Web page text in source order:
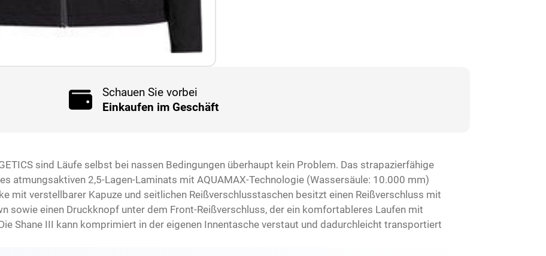
Schauen Sie vorbei
Einkaufen im Geschäft
sind Läufe selbst bei nassen Bedingungen überhaupt kein Problem. Das strapazierfähige
atmungsaktiven 2,5-Lagen-Laminats mit AQUAMAX-Technologie (Wassersäule: 10.000 mm)
mit verstellbarer Kapuze und seitlichen Reißverschlusstaschen besitzt einen Reißverschluss mit
sowie einen Druckknopf unter dem Front-Reißverschluss, der ein komfortableres Laufen mit
Shane III kann komprimiert in der eigenen Innentasche verstaut und dadurchleicht transportiert